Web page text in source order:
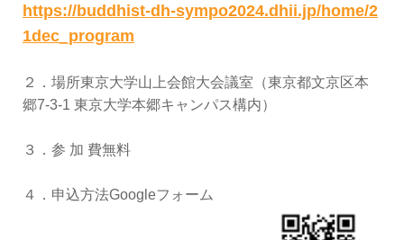
https://buddhist-dh-sympo2024.dhii.jp/home/2
1dec_program
２．場所東京大学山上会館大会議室（東京都文京区本
郷7-3-1 東京大学本郷キャンパス構内）
３．参 加 費無料
４．申込方法Googleフォーム